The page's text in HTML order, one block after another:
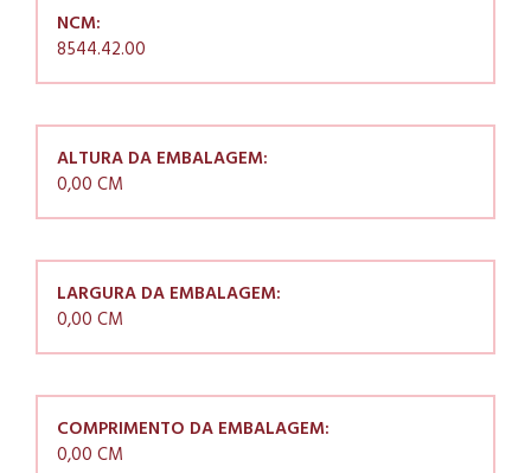
NCM:
8544.42.00
ALTURA DA EMBALAGEM:
0,00 CM
LARGURA DA EMBALAGEM:
0,00 CM
COMPRIMENTO DA EMBALAGEM:
0,00 CM